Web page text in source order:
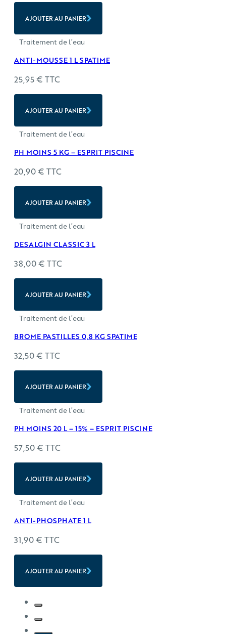
AJOUTER AU PANIER
Traitement de l'eau
ANTI-MOUSSE 1 L SPATIME
25,95€ TTC
AJOUTER AU PANIER
Traitement de l'eau
PH MOINS 5 KG – ESPRIT PISCINE
20,90€ TTC
AJOUTER AU PANIER
Traitement de l'eau
DESALGIN CLASSIC 3 L
38,00€ TTC
AJOUTER AU PANIER
Traitement de l'eau
BROME PASTILLES 0,8 KG SPATIME
32,50€ TTC
AJOUTER AU PANIER
Traitement de l'eau
PH MOINS 20 L – 15% – ESPRIT PISCINE
57,50€ TTC
AJOUTER AU PANIER
Traitement de l'eau
ANTI-PHOSPHATE 1 L
31,90€ TTC
AJOUTER AU PANIER